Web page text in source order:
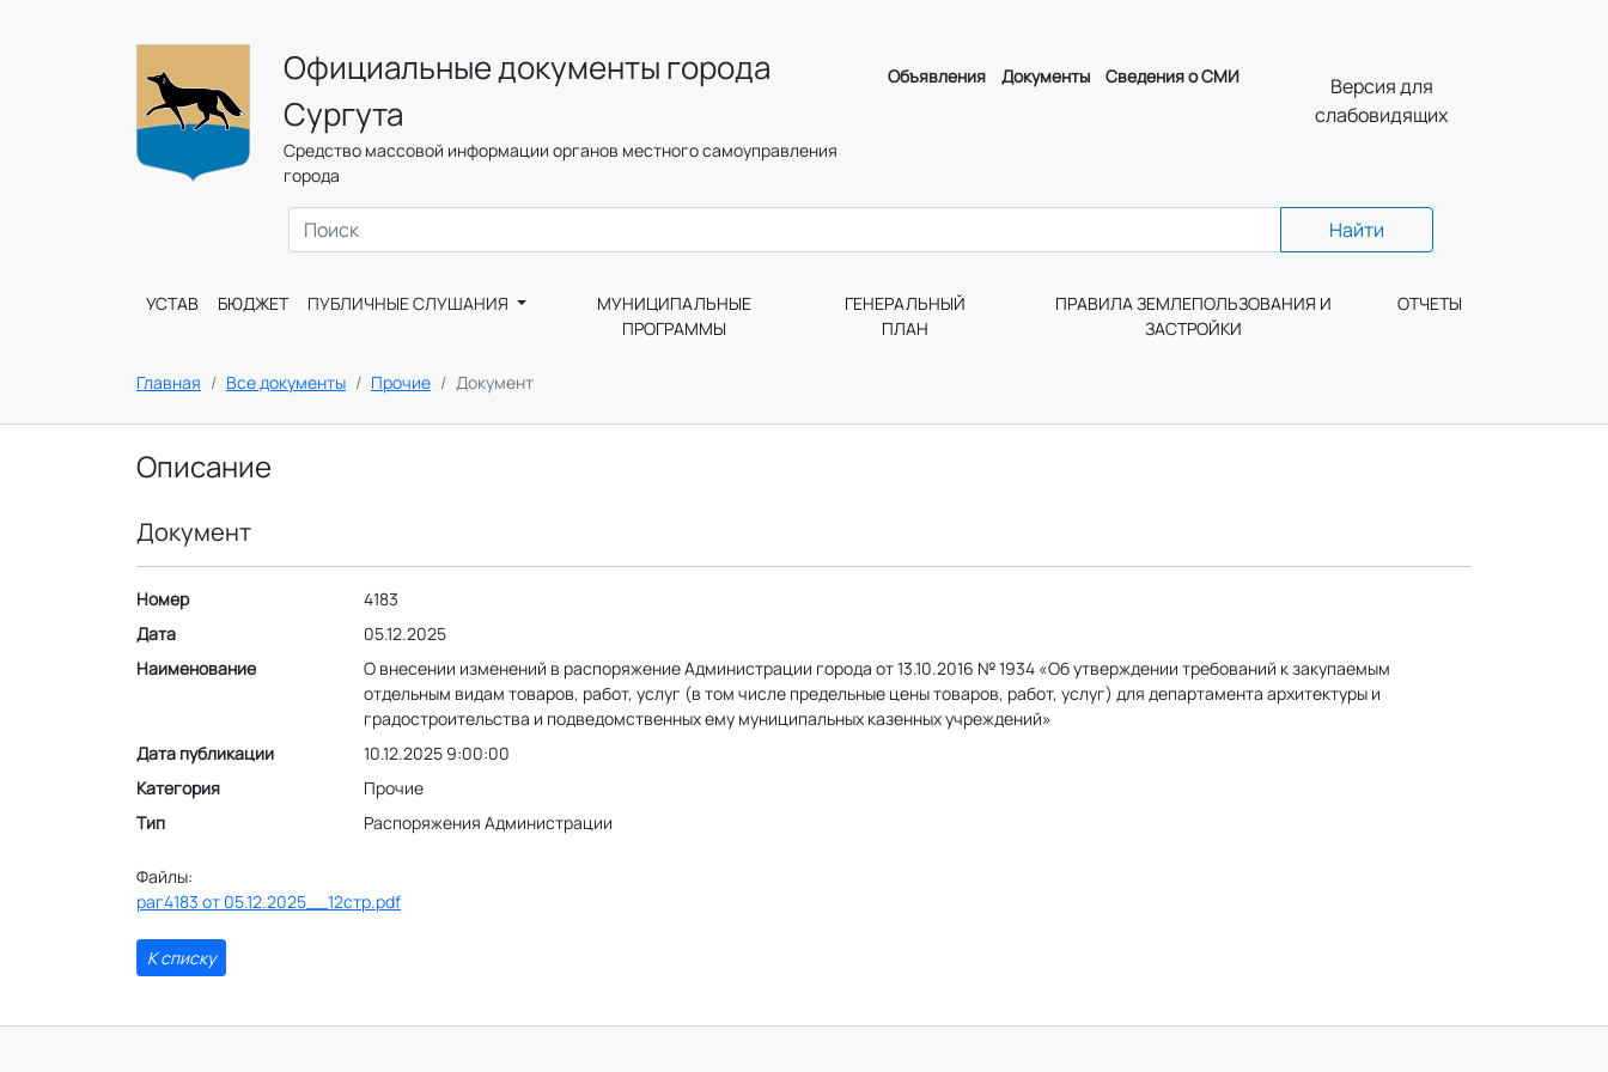
Официальные документы города
Сургута
Средство массовой информации органов местного самоуправления
города
Объявления Документы Сведения о СМИ
Версия для
слабовидящих
Найти
УСТАВ БЮДЖЕТ ПУБЛИЧНЫЕ СЛУШАНИЯ
МУНИЦИПАЛЬНЫЕ
ПРОГРАММЫ
ГЕНЕРАЛЬНЫЙ
ПЛАН
ПРАВИЛА ЗЕМЛЕПОЛЬЗОВАНИЯ И
ЗАСТРОЙКИ
ОТЧЕТЫ
Главная Все документы Прочие Документ
Описание
Документ
Номер
4183
Дата
05.12.2025
Наименование
О внесении изменений в распоряжение Администрации города от 13.10.2016 № 1934 «Об утверждении требований к закупаемым
отдельным видам товаров, работ, услуг (в том числе предельные цены товаров, работ, услуг) для департамента архитектуры и
градостроительства и подведомственных ему муниципальных казенных учреждений»
Дата публикации
10.12.2025 9:00:00
Категория
Прочие
Тип
Распоряжения Администрации
Файлы:
раг4183 от 05.12.2025__12стр.pdf
К списку